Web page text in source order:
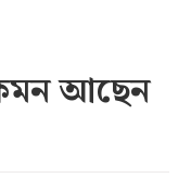
আছেন